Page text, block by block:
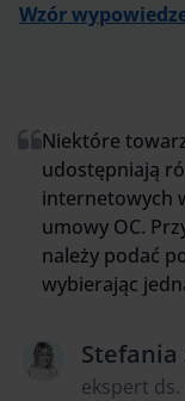
Wzór
Niektóre
udostępniają
internetowych
umowy OC.
należy podać
wybierając
Stefania
ekspert